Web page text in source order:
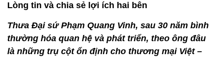
Lòng tin và chia sẻ lợi ích hai bên
Thưa Đại sứ Phạm Quang Vinh, sau 30 năm bình
thường hóa quan hệ và phát triển, theo ông đâu
là những trụ cột ổn định cho thương mại Việt –